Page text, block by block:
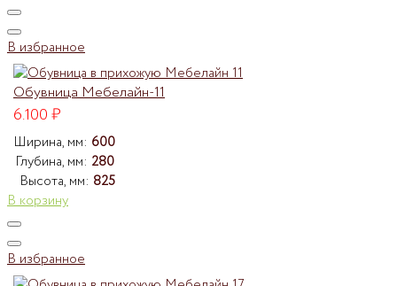
В избранное
Обувница Мебелайн-11
6.100₽
Ширина, мм: 600
Глубина, мм: 280
Высота, мм: 825
В корзину
В избранное